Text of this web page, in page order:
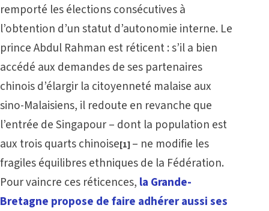
remporté les élections consécutives à
l’obtention d’un statut d’autonomie interne. Le
prince Abdul Rahman est réticent : s’il a bien
accédé aux demandes de ses partenaires
chinois d’élargir la citoyenneté malaise aux
sino-Malaisiens, il redoute en revanche que
l’entrée de Singapour – dont la population est
aux trois quarts chinoise[1]– ne modifie les
fragiles équilibres ethniques de la Fédération.
Pour vaincre ces réticences, la Grande-
Bretagne propose de faire adhérer aussi ses